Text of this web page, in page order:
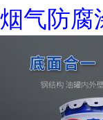
烟气防腐